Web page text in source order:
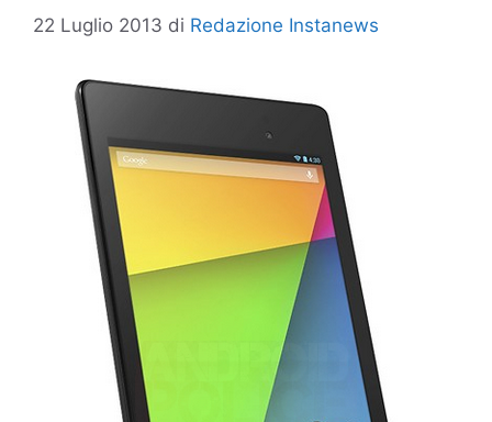
22 Luglio 2013 di Redazione Instanews